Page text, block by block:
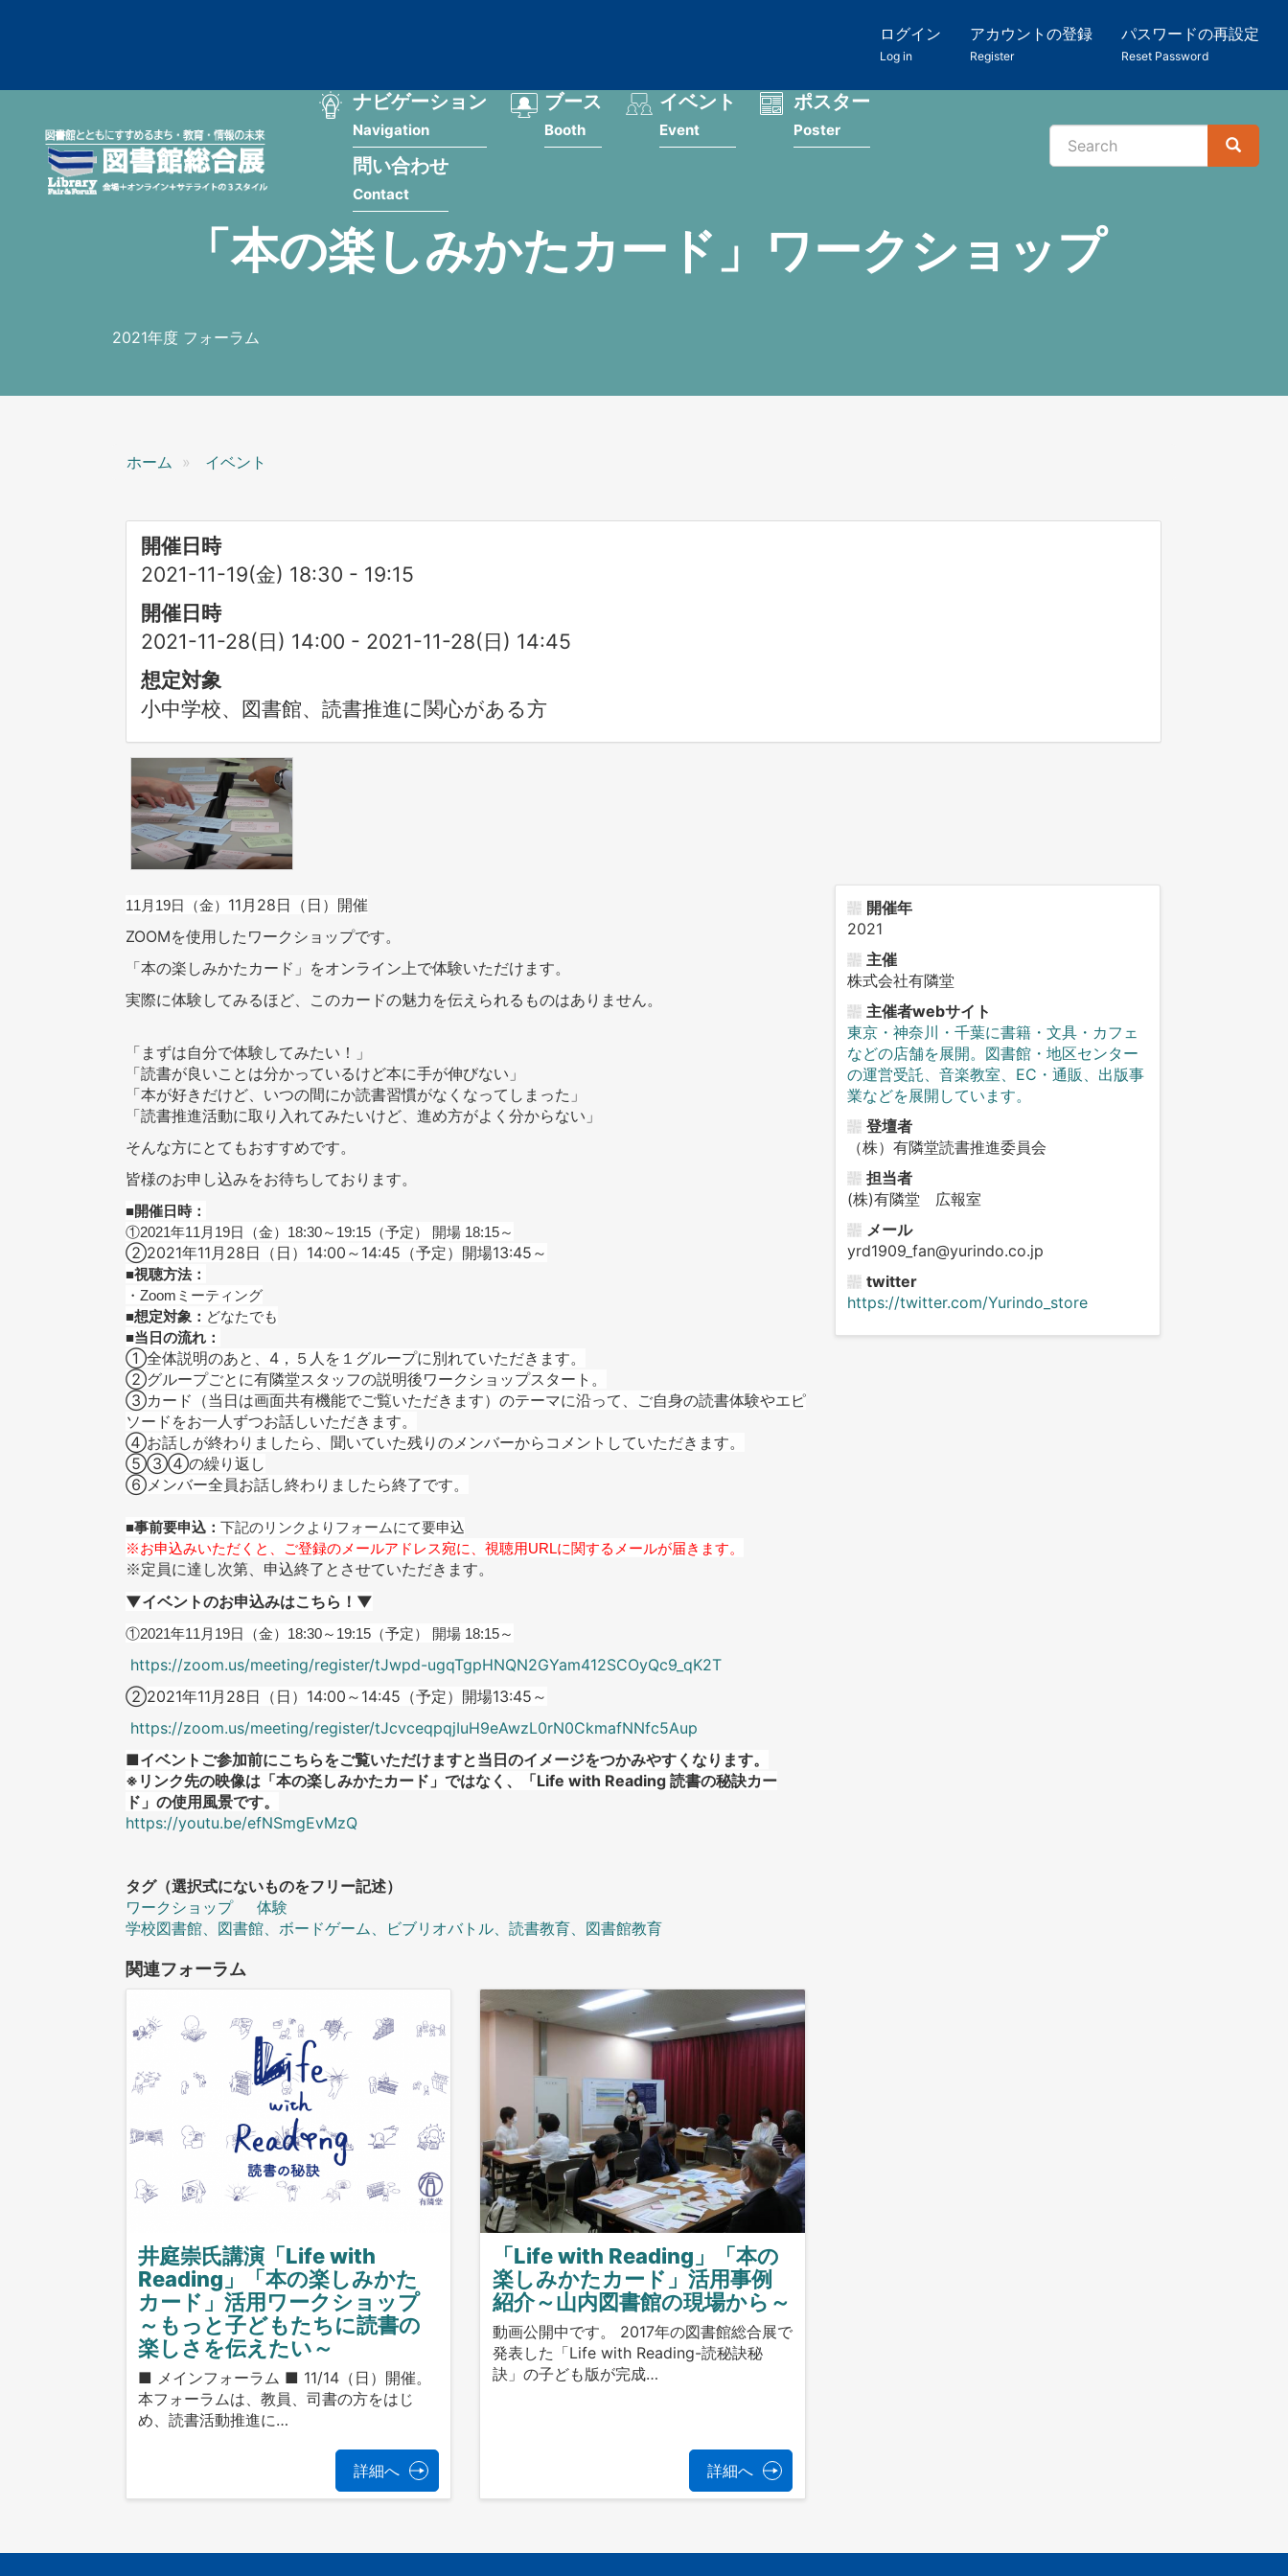
ン
ー
ザ
ログイン
Log in
アカウントの登録
Register
パスワードの再設定
Reset Password
メ
ナ
ビ
ョ
ナビゲーション
Navigation
ブース
Booth
イベント
Event
ポスター
Poster
問い合わせ
Contact
検
Search
Search
「本の楽しみかたカード」ワークショップ
2021年度 フォーラム
ホーム イベント
開催日時
2021-11-19(金) 18:30 - 19:15
開催日時
2021-11-28(日) 14:00 - 2021-11-28(日) 14:45
想定対象
小中学校、図書館、読書推進に関心がある方
11月19日（金） 11月28日（日）開催
ZOOMを使用したワークショップです。
「本の楽しみかたカード」をオンライン上で体験いただけます。
実際に体験してみるほど、このカードの魅力を伝えられるものはありません。
「まずは自分で体験してみたい！」
「読書が良いことは分かっているけど本に手が伸びない」
「本が好きだけど、いつの間にか読書習慣がなくなってしまった」
「読書推進活動に取り入れてみたいけど、進め方がよく分からない」
そんな方にとてもおすすめです。
皆様のお申し込みをお待ちしております。
■開催日時：
①2021年11月19日（金）18:30～19:15（予定） 開場 18:15～
②2021年11月28日（日）14:00～14:45（予定）開場13:45～
■視聴方法：
・Zoomミーティング
■想定対象： どなたでも
■当日の流れ：
①全体説明のあと、4，５人を１グループに別れていただきます。
②グループごとに有隣堂スタッフの説明後ワークショップスタート。
③カード（当日は画面共有機能でご覧いただきます）のテーマに沿って、ご自身の読書体験やエピ
ソードをお一人ずつお話しいただきます。
④お話しが終わりましたら、聞いていた残りのメンバーからコメントしていただきます。
⑤③④の繰り返し
⑥メンバー全員お話し終わりましたら終了です。
■事前要申込：下記のリンクよりフォームにて要申込
※お申込みいただくと、ご登録のメールアドレス宛に、視聴用URLに関するメールが届きます。
※定員に達し次第、申込終了とさせていただきます。
▼イベントのお申込みはこちら！▼
①2021年11月19日（金）18:30～19:15（予定） 開場 18:15～
https://zoom.us/meeting/register/tJwpd-ugqTgpHNQN2GYam412SCOyQc9_qK2T
②2021年11月28日（日）14:00～14:45（予定）開場13:45～
https://zoom.us/meeting/register/tJcvceqpqjIuH9eAwzL0rN0CkmafNNfc5Aup
■イベントご参加前にこちらをご覧いただけますと当日のイメージをつかみやすくなります。
※リンク先の映像は「本の楽しみかたカード」ではなく、「Life with Reading 読書の秘訣カー
ド」の使用風景です。
https://youtu.be/efNSmgEvMzQ
タグ（選択式にないものをフリー記述）
ワークショップ
体験
学校図書館、図書館、ボードゲーム、ビブリオバトル、読書教育、図書館教育
開催年
2021
主催
株式会社有隣堂
主催者webサイト
東京・神奈川・千葉に書籍・文具・カフェ
などの店舗を展開。図書館・地区センター
の運営受託、音楽教室、EC・通販、出版事
業などを展開しています。
登壇者
（株）有隣堂読書推進委員会
担当者
(株)有隣堂 広報室
メール
yrd1909_fan@yurindo.co.jp
twitter
https://twitter.com/Yurindo_store
関連フォーラム
井庭崇氏講演「Life with
Reading」「本の楽しみかた
カード」活用ワークショップ
～もっと子どもたちに読書の
楽しさを伝えたい～
■ メインフォーラム ■ 11/14（日）開催。
本フォーラムは、教員、司書の方をはじ
め、読書活動推進に…
詳細へ
「Life with Reading」「本の
楽しみかたカード」活用事例
紹介～山内図書館の現場から～
動画公開中です。 2017年の図書館総合展で
発表した「Life with Reading-読秘訣秘
訣」の子ども版が完成…
詳細へ